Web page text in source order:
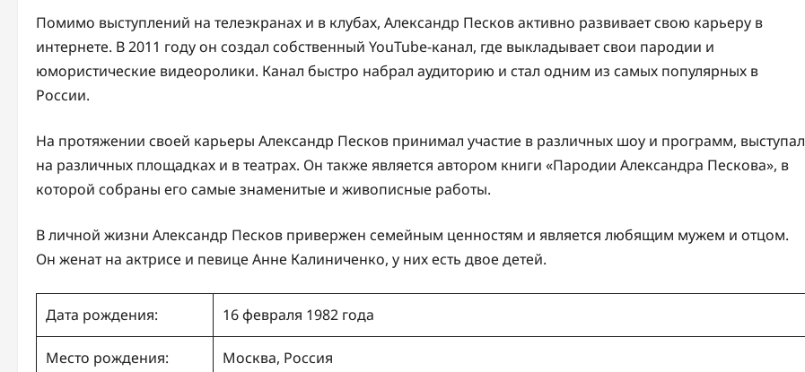
Помимо выступлений на телеэкранах и в клубах, Александр Песков активно развивает свою карьеру в
интернете. В 2011 году он создал собственный YouTube-канал, где выкладывает свои пародии и
юмористические видеоролики. Канал быстро набрал аудиторию и стал одним из самых популярных в
России.
На протяжении своей карьеры Александр Песков принимал участие в различных шоу и программ, выступал
на различных площадках и в театрах. Он также является автором книги «Пародии Александра Пескова», в
которой собраны его самые знаменитые и живописные работы.
В личной жизни Александр Песков привержен семейным ценностям и является любящим мужем и отцом.
Он женат на актрисе и певице Анне Калиниченко, у них есть двое детей.
Дата рождения: 16 февраля 1982 года
Место рождения: Москва, Россия